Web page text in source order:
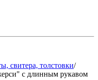
свитера, толстовки/
c длинным рукавом